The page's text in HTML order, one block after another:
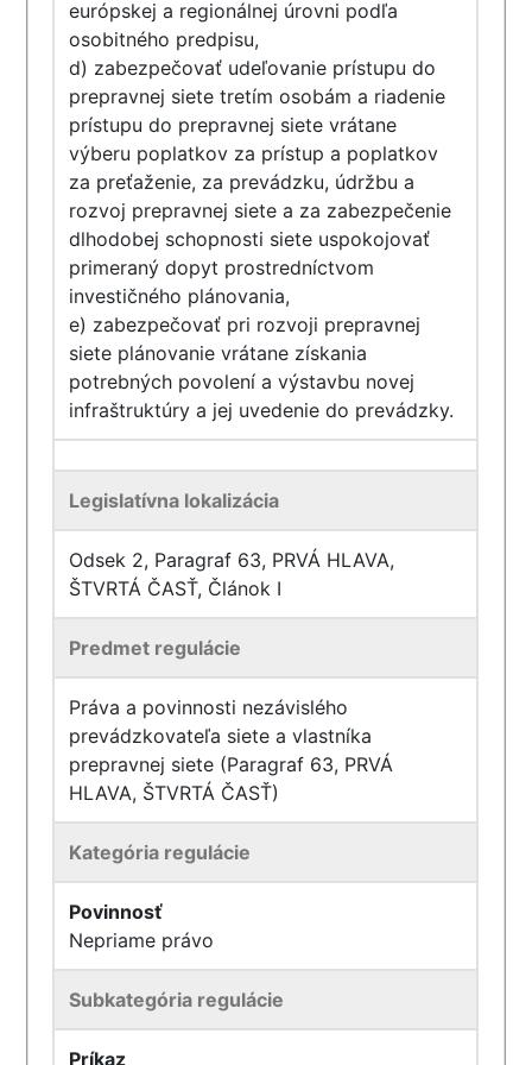
európskej a regionálnej úrovni podľa
osobitného predpisu,
d) zabezpečovať udeľovanie prístupu do
prepravnej siete tretím osobám a riadenie
prístupu do prepravnej siete vrátane
výberu poplatkov za prístup a poplatkov
za preťaženie, za prevádzku, údržbu a
rozvoj prepravnej siete a za zabezpečenie
dlhodobej schopnosti siete uspokojovať
primeraný dopyt prostredníctvom
investičného plánovania,
e) zabezpečovať pri rozvoji prepravnej
siete plánovanie vrátane získania
potrebných povolení a výstavbu novej
infraštruktúry a jej uvedenie do prevádzky.
Legislatívna lokalizácia
Odsek 2, Paragraf 63, PRVÁ HLAVA,
ŠTVRTÁ ČASŤ, Článok I
Predmet regulácie
Práva a povinnosti nezávislého
prevádzkovateľa siete a vlastníka
prepravnej siete (Paragraf 63, PRVÁ
HLAVA, ŠTVRTÁ ČASŤ)
Kategória regulácie
Povinnosť
Nepriame právo
Subkategória regulácie
Príkaz